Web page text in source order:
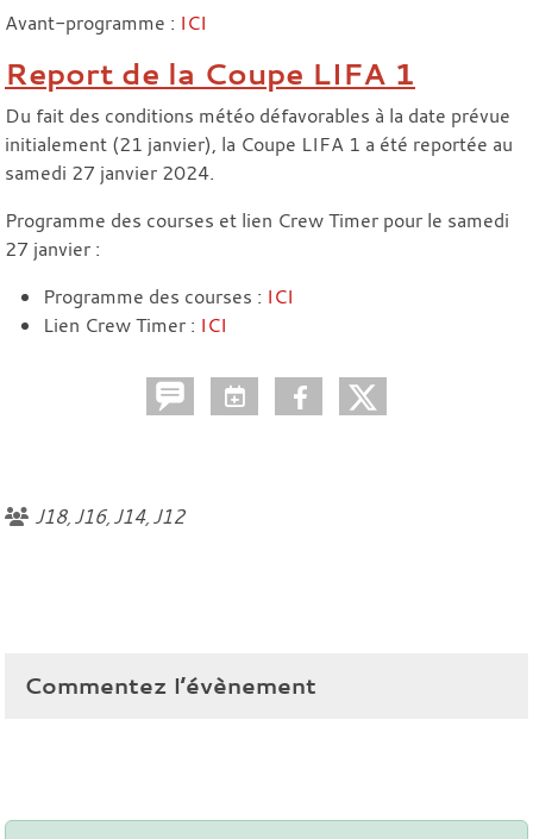
Avant-programme : ICI
Report de la Coupe LIFA 1
Du fait des conditions météo défavorables à la date prévue
initialement (21 janvier), la Coupe LIFA 1 a été reportée au
samedi 27 janvier 2024.
Programme des courses et lien Crew Timer pour le samedi
27 janvier :
Programme des courses : ICI
Lien Crew Timer : ICI
J18 J16 J14 J12
Commentez l’évènement